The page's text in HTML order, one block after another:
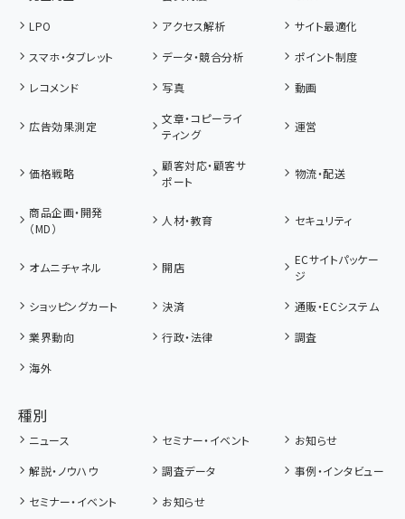
LPO
アクセス解析
サイト最適化
スマホ・タブレット
データ・競合分析
ポイント制度
レコメンド
写真 動画
広告効果測定
文章・コピーライ
ティング
運営
価格戦略
顧客対応・顧客サ
ポート
物流・配送
商品企画・開発
（MD）
人材・教育 セキュリティ
オムニチャネル 開店
ECサイトパッケー
ジ
ショッピングカート
決済
通販・ECシステム
業界動向
行政・法律
調査
海外
種別
ニュース セミナー・イベント
お知らせ
解説・ノウハウ
調査データ
事例・インタビュー
セミナー・イベント
お知らせ